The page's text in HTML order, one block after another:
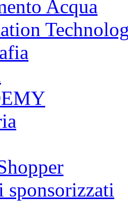
Acqua
sponsorizzati